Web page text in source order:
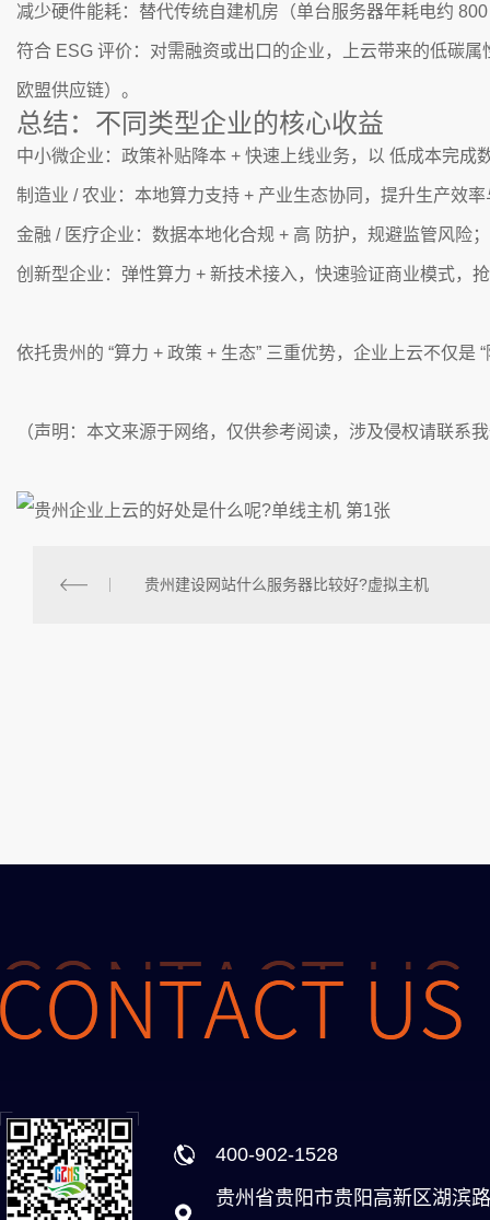
减少硬件能耗：替代传统自建机房（单台服务器年耗电约
符合 ESG 评价：对需融资或出口的企业，上云带来的低碳
欧盟供应链）。
总结：不同类型企业的核心收益
中小微企业：政策补贴降本 + 快速上线业务，以 低成本完成
制造业 / 农业：本地算力支持 + 产业生态协同，提升生产效
金融 / 医疗企业：数据本地化合规 + 高 防护，规避监管风险；
创新型企业：弹性算力 + 新技术接入，快速验证商业模式，
依托贵州的 “算力 + 政策 + 生态” 三重优势，企业上云不仅
（声明：本文来源于网络，仅供参考阅读，涉及侵权请联系
贵州建设网站什么服务器比较好?虚拟主机
400-902-1528
贵州省贵阳市贵阳高新区湖滨